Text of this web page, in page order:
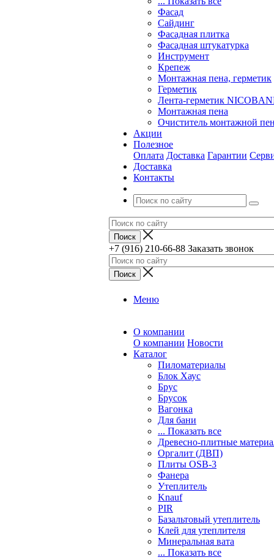
Фасад
Сайдинг
Фасадная плитка
Фасадная штукатурка
Инструмент
Крепеж
Монтажная пена, герметик
Герметик
Лента-герметик
Монтажная пена
Очиститель монтажной
Акции
Полезное
Оплата Доставка Гарантии
Доставка
Контакты
+7 (916) 210-66-88 Заказать звонок
Меню
О компании
О компании Новости
Каталог
Пиломатериалы
Блок Хаус
Брус
Брусок
Вагонка
Для бани
... Показать все
Древесно-плитные
Оргалит (ДВП)
Плиты OSB-3
Фанера
Утеплитель
Knauf
PIR
Базальтовый утеплитель
Клей для утеплителя
Минеральная вата
... Показать все